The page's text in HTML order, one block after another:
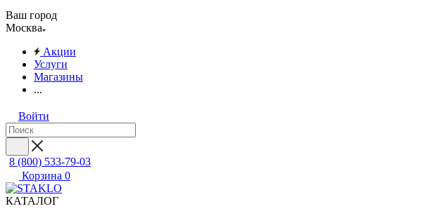
Ваш город
Москва
Акции
Услуги
Магазины
...
Войти
8 (800) 533-79-03
Корзина 0
КАТАЛОГ